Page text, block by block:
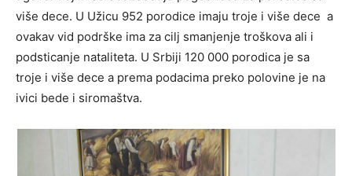
više dece. U Užicu 952 porodice imaju troje i više dece a
ovakav vid podrške ima za cilj smanjenje troškova ali i
podsticanje nataliteta. U Srbiji 120 000 porodica je sa
troje i više dece a prema podacima preko polovine je na
ivici bede i siromaštva.